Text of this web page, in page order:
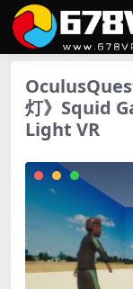
灯》Squid
Light VR